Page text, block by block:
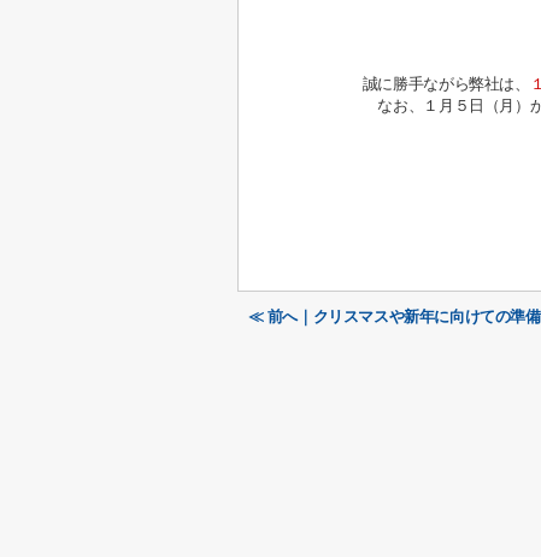
誠に勝手ながら弊社は、
なお、１月５日（月）
≪ 前へ｜クリスマスや新年に向けての準